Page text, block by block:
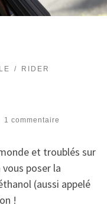
RIDER
1 commentaire
et troublés sur
poser la
(aussi appelé
!